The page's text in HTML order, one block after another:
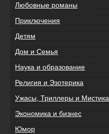
Любовные романы
Приключения
Детям
Дом и Семья
Наука и образование
Религия и Эзотерика
Ужасы, Триллеры и Мистика
Экономика и бизнес
Юмор